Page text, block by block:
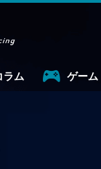
ラム ゲーム